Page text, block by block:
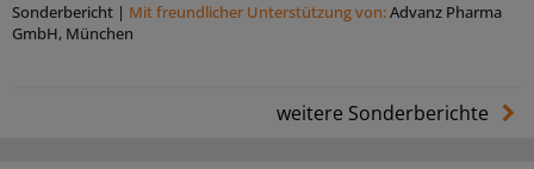
Sonderbericht | Mit freundlicher Unterstützung von:Advanz Pharma
GmbH, München
weitere Sonderberichte